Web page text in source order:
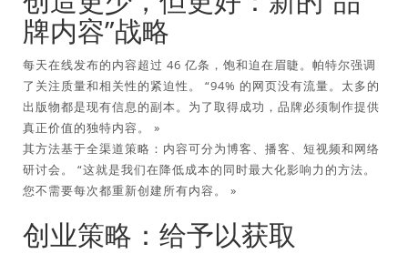
牌内容”战略
每天在线发布的内容超过 46 亿条，饱和迫在眉睫。帕特尔强调
了关注质量和相关性的紧迫性。 “94% 的网页没有流量。太多的
出版物都是现有信息的副本。为了取得成功，品牌必须制作提供
真正价值的独特内容。 »
其方法基于全渠道策略：内容可分为博客、播客、短视频和网络
研讨会。 “这就是我们在降低成本的同时最大化影响力的方法。
您不需要每次都重新创建所有内容。 »
创业策略：给予以获取